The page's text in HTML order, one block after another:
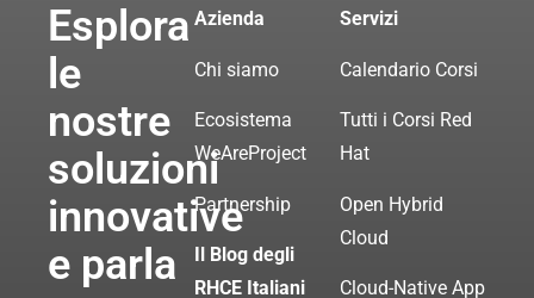
Esplora
le
nostre
soluzioni
innovative
e parla
Azienda
Chi siamo
Ecosistema
WeAreProject
Partnership
Il Blog degli
RHCE Italiani
Servizi
Calendario Corsi
Tutti i Corsi Red
Hat
Open Hybrid
Cloud
Cloud-Native App